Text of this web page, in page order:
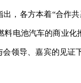
，各方本着“合作
料电池汽车的商业
领导、嘉宾的见